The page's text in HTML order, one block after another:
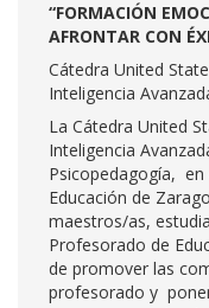
“FORMACIÓN
AFRONTAR CON
Cátedra United
Inteligencia
La Cátedra United
Inteligencia
Psicopedagogía,
Educación de
maestros/as,
Profesorado de
de promover las
profesorado y